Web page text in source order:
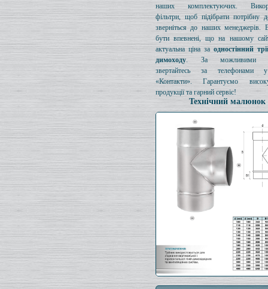
наших комплектуючих.
фільтри, щоб підібрати потрібну
зверніться до наших менеджерів.
бути впевнені, що на нашому
актуальна ціна заодностінний
димоходу. За можливими
звертайтесь за телефонами
«Контакти». Гарантуємо
продукції та гарний сервіс!
Технічний малюнок